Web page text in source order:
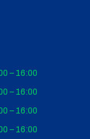
– 16:00
– 16:00
– 16:00
– 16:00